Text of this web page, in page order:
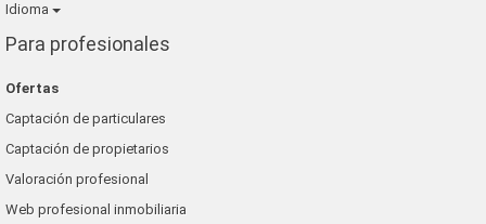
Idioma
Para profesionales
Ofertas
Captación de particulares
Captación de propietarios
Valoración profesional
Web profesional inmobiliaria